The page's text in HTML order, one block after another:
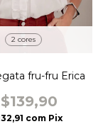
2 cores
fru-fru Erica
com Pix